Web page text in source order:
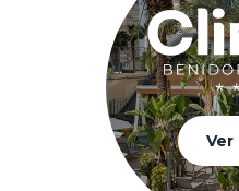
Ver